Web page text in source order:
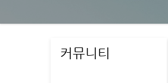
커뮤니티